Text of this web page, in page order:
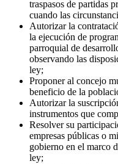
traspasos de partidas
cuando las
Autorizar la
la ejecución de
parroquial de
observando las
ley;
Proponer al concejo
beneficio de la
Autorizar la
instrumentos que
Resolver su
empresas públicas o
gobierno en el marco
ley;